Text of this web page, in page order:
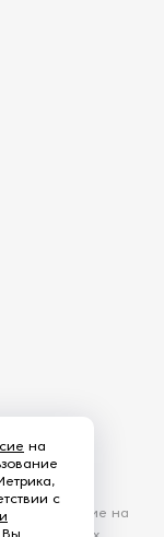
согласие на
на
с